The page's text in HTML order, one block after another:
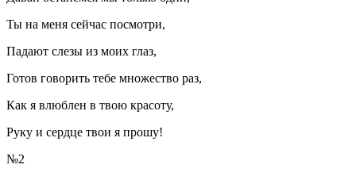
Ты на меня сейчас посмотри,
Падают слезы из моих глаз,
Готов говорить тебе множество раз,
Как я влюблен в твою красоту,
Руку и сердце твои я прошу!
№2